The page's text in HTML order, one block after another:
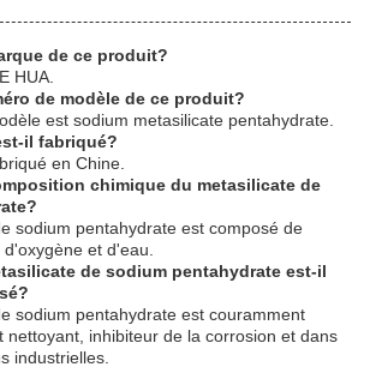
de ce produit?
HUA.
de modèle de ce produit?
est sodium metasilicate pentahydrate.
il fabriqué?
en Chine.
chimique du metasilicate de
sodium pentahydrate est composé de
et d'eau.
de sodium pentahydrate est-il
sodium pentahydrate est couramment
nettoyant, inhibiteur de la corrosion et dans
industrielles.